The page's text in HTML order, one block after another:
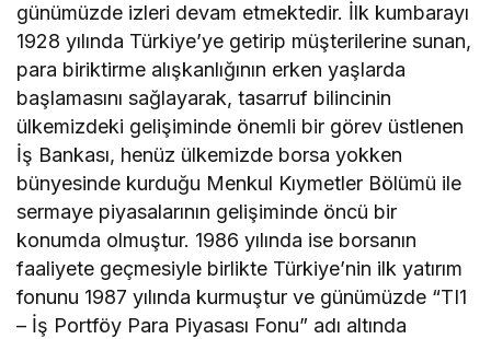
günümüzde izleri devam etmektedir. İlk kumbarayı
1928 yılında Türkiye’ye getirip müşterilerine sunan,
para biriktirme alışkanlığının erken yaşlarda
başlamasını sağlayarak, tasarruf bilincinin
ülkemizdeki gelişiminde önemli bir görev üstlenen
İş Bankası, henüz ülkemizde borsa yokken
bünyesinde kurduğu Menkul Kıymetler Bölümü ile
sermaye piyasalarının gelişiminde öncü bir
konumda olmuştur. 1986 yılında ise borsanın
faaliyete geçmesiyle birlikte Türkiye’nin ilk yatırım
fonunu 1987 yılında kurmuştur ve günümüzde “TI1
– İş Portföy Para Piyasası Fonu” adı altında